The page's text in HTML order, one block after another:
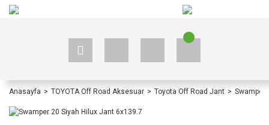
Anasayfa TOYOTA Off Road Aksesuar Toyota Off Road Jant Swamper